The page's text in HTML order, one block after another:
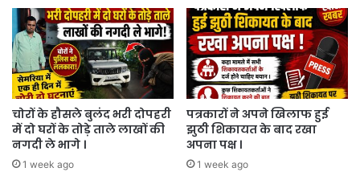
चोरों के हौसले बुलंद भरी दोपहरी
में दो घरों के तोड़े ताले लाखों की
नगदी ले भागे ।
1 week ago
पत्रकारों ने अपने खिलाफ हुई
झुठी शिकायत के बाद रखा
अपना पक्ष ।
1 week ago